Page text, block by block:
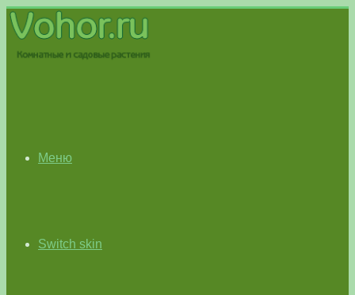
Меню
Switch skin